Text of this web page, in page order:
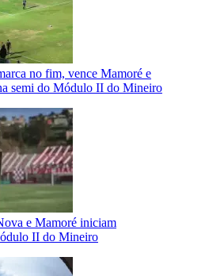
no fim, vence Mamoré e
semi do Módulo II do Mineiro
e Mamoré iniciam
II do Mineiro